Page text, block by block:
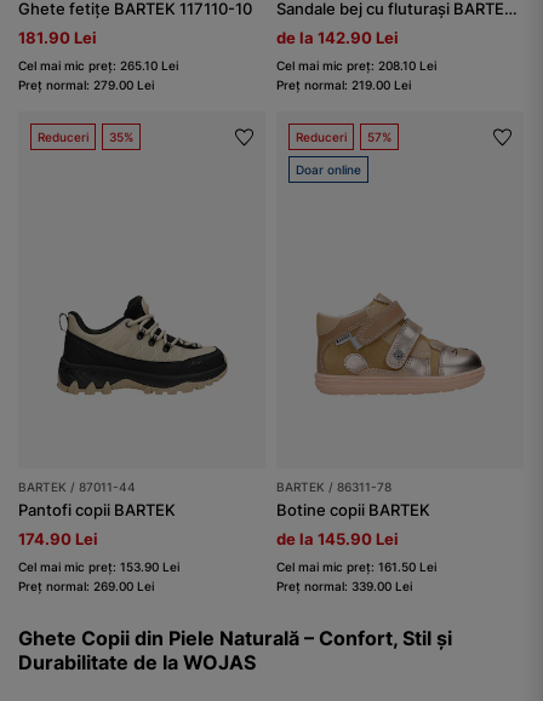
Ghete fetițe BARTEK 117110-10
181.90 Lei
Cel mai mic preț: 265.10 Lei
Preț normal: 279.00 Lei
Sandale bej cu fluturași BARTEK 89002-14
de la 142.90 Lei
Cel mai mic preț: 208.10 Lei
Preț normal: 219.00 Lei
Reduceri 35%
BARTEK / 87011-44
Pantofi copii BARTEK
174.90 Lei
Cel mai mic preț: 153.90 Lei
Preț normal: 269.00 Lei
Reduceri 57%
Doar online
BARTEK / 86311-78
Botine copii BARTEK
de la 145.90 Lei
Cel mai mic preț: 161.50 Lei
Preț normal: 339.00 Lei
Ghete Copii din Piele Naturală – Confort, Stil și
Durabilitate de la WOJAS